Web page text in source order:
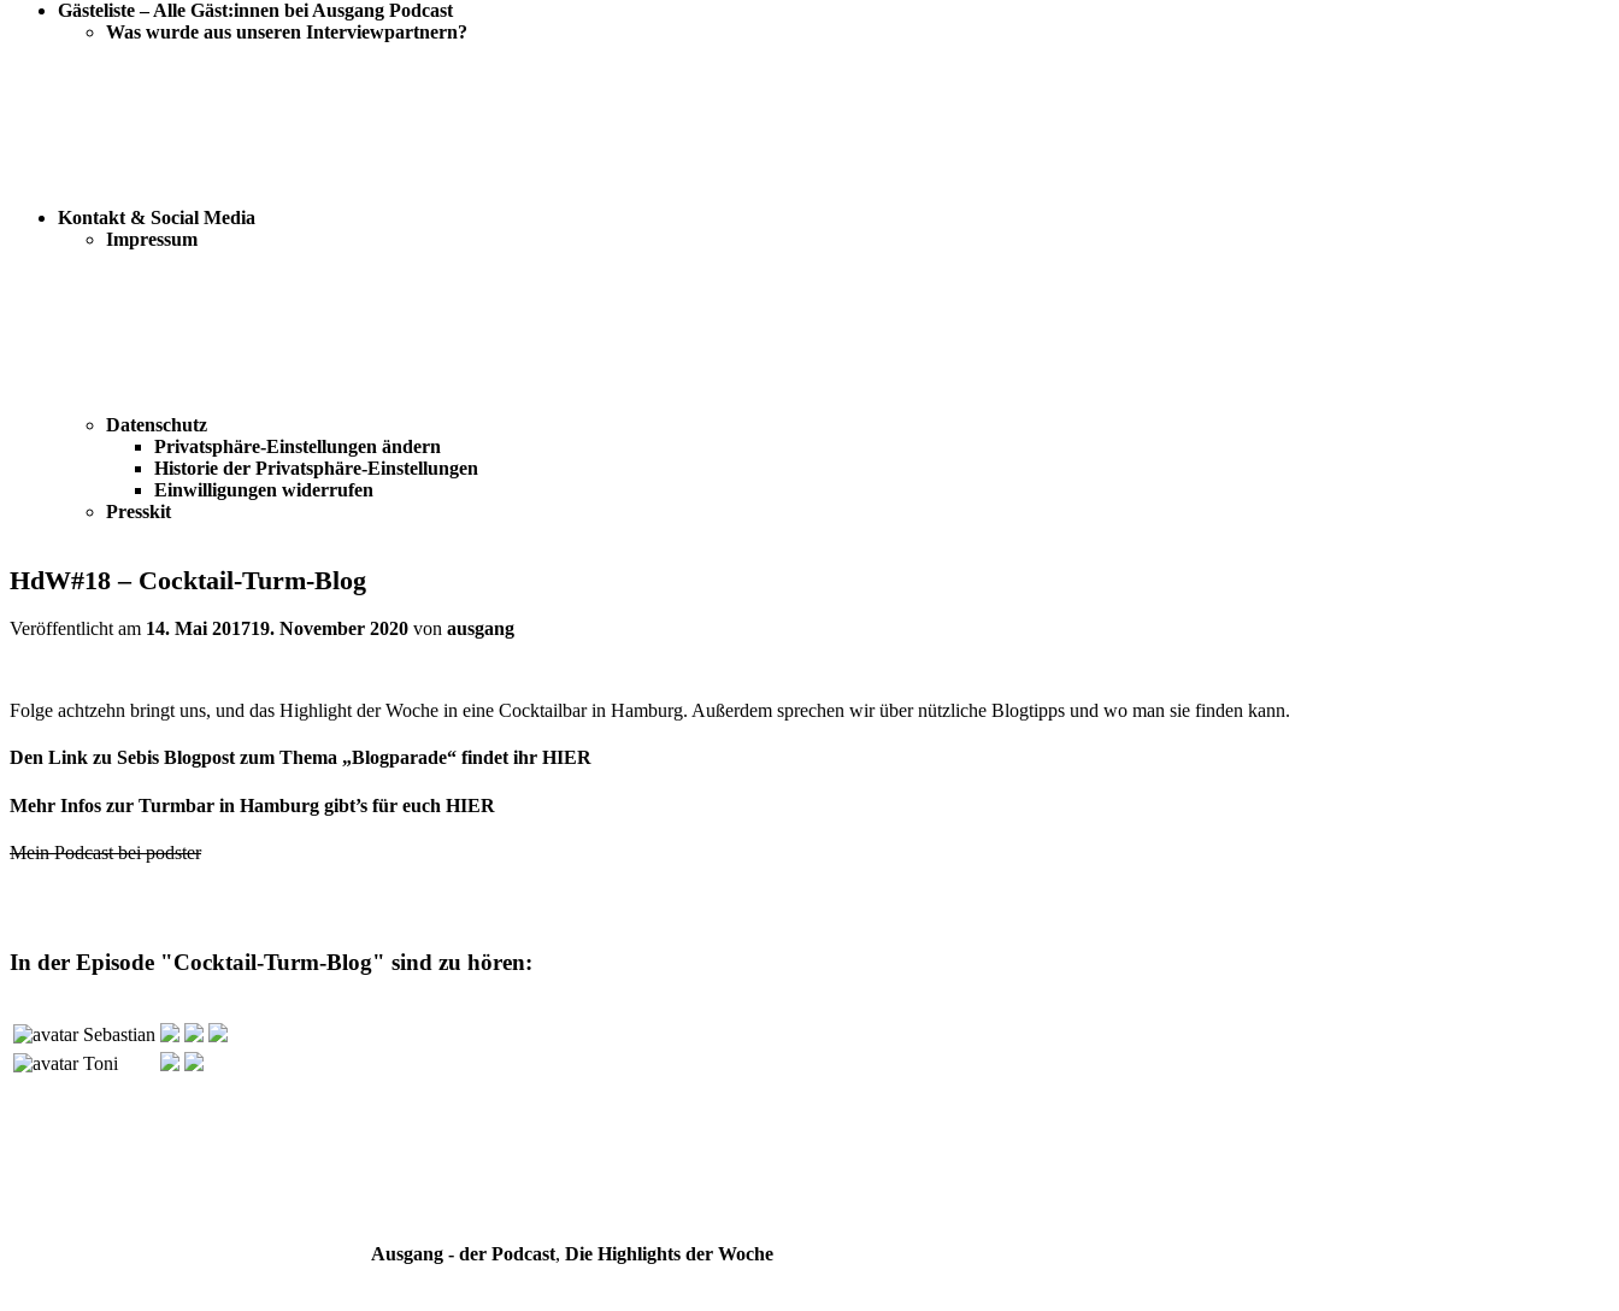
Gästeliste – Alle Gäst:innen bei Ausgang Podcast
Was wurde aus unseren Interviewpartnern?
Kontakt & Social Media
Impressum
Datenschutz
Privatsphäre-Einstellungen ändern
Historie der Privatsphäre-Einstellungen
Einwilligungen widerrufen
Presskit
HdW#18 – Cocktail-Turm-Blog
Veröffentlicht am 14. Mai 201719. November 2020 von ausgang
Folge achtzehn bringt uns, und das Highlight der Woche in eine Cocktailbar in Hamburg. Außerdem sprechen wir über nützliche Blogtipps und wo man sie finden kann.
Den Link zu Sebis Blogpost zum Thema „Blogparade“ findet ihr HIER
Mehr Infos zur Turmbar in Hamburg gibt’s für euch HIER
Mein Podcast bei podster
In der Episode "Cocktail-Turm-Blog" sind zu hören:
Sebastian
Toni
Ausgang - der Podcast, Die Highlights der Woche